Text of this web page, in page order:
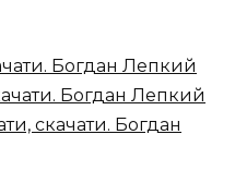
Богдан Лепкий
Богдан Лепкий
скачати. Богдан